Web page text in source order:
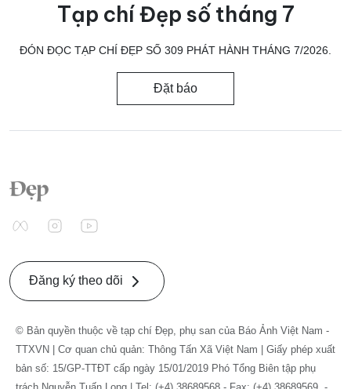
Tạp chí Đẹp số tháng 7
ĐÓN ĐỌC TẠP CHÍ ĐẸP SỐ 309 PHÁT HÀNH THÁNG 7/2026.
Đặt báo
Đăng ký theo dõi
© Bản quyền thuộc về tạp chí Đẹp, phụ san của Báo Ảnh Việt Nam -
TTXVN | Cơ quan chủ quản: Thông Tấn Xã Việt Nam | Giấy phép xuất
bản số: 15/GP-TTĐT cấp ngày 15/01/2019 Phó Tổng Biên tập phụ